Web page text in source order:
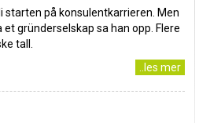
starten på konsulentkarrieren. Men
gründerselskap sa han opp. Flere
tall.
..les mer